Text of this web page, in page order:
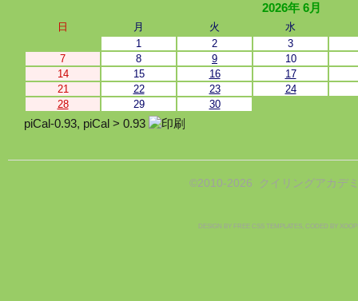
2026年 6月
日 月 火
水
1
2
3
7
8 9
10
14
15 16
17
21
22 23
24
28
29 30
piCal-0.93, piCal > 0.93
©2010-2026 クイリングアカデ
DESIGN BY FREE CSS TEMPLATES, CODED BY